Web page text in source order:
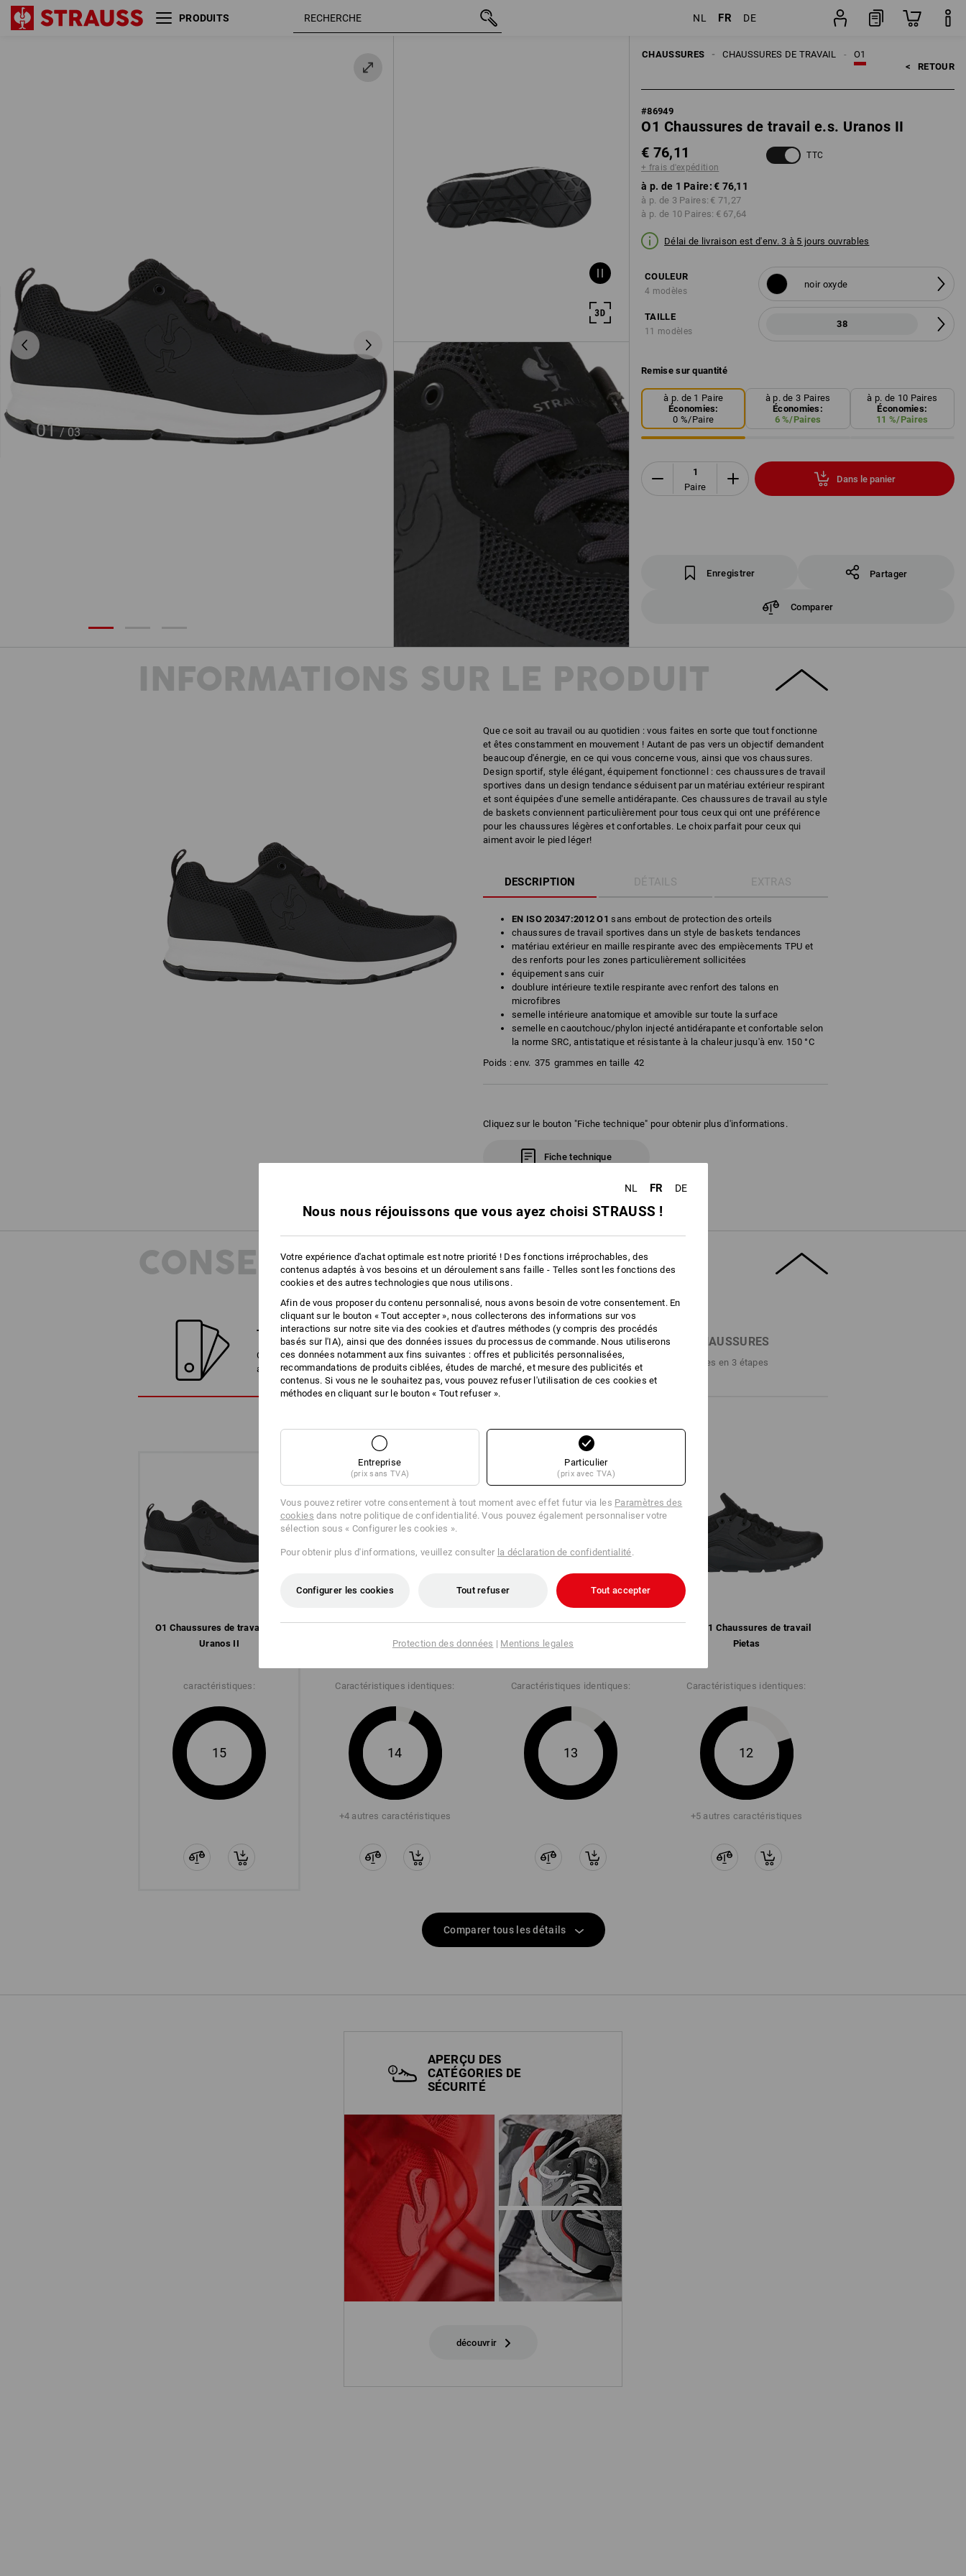
PRODUITS NL FR DE
01 / 03
CHAUSSURES O1
CHAUSSURES DE TRAVAIL
< RETOUR
#86949
O1 Chaussures de travail e.s. Uranos II
€ 76,11
+ frais d'expédition
TTC
à p. de 1 Paire:€ 76,11
à p. de 3 Paires: € 71,27
à p. de 10 Paires: € 67,64
Délai de livraison est d'env. 3 à 5 jours ouvrables
COULEUR
4 modèles
noir oxyde
TAILLE
11 modèles
38
Remise sur quantité
à p. de 1 Paire
Économies:
0 %/Paire
à p. de 3 Paires
Économies:
6%/Paires
à p. de 10 Paires
Économies:
11 %/Paires
Paire
Dans le panier
Enregistrer Partager
Comparer
O1 Chaussures de travail e.s.
38
INFORMATIONS SUR LE PRODUIT
Que ce soit au travail ou au quotidien : vous faites en sorte que tout fonctionne
et êtes constamment en mouvement ! Autant de pas vers un objectif demandent
beaucoup d'énergie, en ce qui vous concerne vous, ainsi que vos chaussures.
Design sportif, style élégant, équipement fonctionnel : ces chaussures de travail
sportives dans un design tendance séduisent par un matériau extérieur respirant
et sont équipées d'une semelle antidérapante. Ces chaussures de travail au style
de baskets conviennent particulièrement pour tous ceux qui ont une préférence
pour les chaussures légères et confortables. Le choix parfait pour ceux qui
aiment avoir le pied léger!
DESCRIPTION DÉTAILS EXTRAS
EN ISO 20347:2012 O1 sans embout de protection des orteils
chaussures de travail sportives dans un style de baskets tendances
matériau extérieur en maille respirante avec des empiècements TPU et
des renforts pour les zones particulièrement sollicitées
équipement sans cuir
doublure intérieure textile respirante avec renfort des talons en
microfibres
semelle intérieure anatomique et amovible sur toute la surface
semelle en caoutchouc/phylon injecté antidérapante et confortable selon
la norme SRC, antistatique et résistante à la chaleur jusqu'à env. 150 °C
Poids : env. 375 grammes en taille 42
Cliquez sur le bouton "Fiche technique" pour obtenir plus d'informations.
Fiche technique
CONSEILS D'ACHAT
TROUVER DES ALTERNATIVES
Comparez l'article actuel avec les meilleures
alternatives
RECHERCHE DE CHAUSSURES
Les chaussures parfaites en 3 étapes
O1 Chaussures de travail e.s.
Uranos II
caractéristiques:
15
Chete
nelles Asterope
e.s. O1 Chaussures de travail
Pietas
Caractéristiques identiques:
14
+4 autres caractéristiques
Caractéristiques identiques:
13
Caractéristiques identiques:
12
+5 autres caractéristiques
Comparer tous les détails
APERÇU DES
CATÉGORIES DE
SÉCURITÉ
découvrir
NL FR DE
Nous nous réjouissons que vous ayez choisi STRAUSS !
Votre expérience d'achat optimale est notre priorité ! Des fonctions irréprochables, des
contenus adaptés à vos besoins et un déroulement sans faille - Telles sont les fonctions des
cookies et des autres technologies que nous utilisons.
Afin de vous proposer du contenu personnalisé, nous avons besoin de votre consentement. En
cliquant sur le bouton « Tout accepter », nous collecterons des informations sur vos
interactions sur notre site via des cookies et d'autres méthodes (y compris des procédés
basés sur l'IA), ainsi que des données issues du processus de commande. Nous utiliserons
ces données notamment aux fins suivantes : offres et publicités personnalisées,
recommandations de produits ciblées, études de marché, et mesure des publicités et
contenus. Si vous ne le souhaitez pas, vous pouvez refuser l'utilisation de ces cookies et
méthodes en cliquant sur le bouton « Tout refuser ».
Entreprise
(prix sans TVA)
Particulier
(prix avec TVA)
Vous pouvez retirer votre consentement à tout moment avec effet futur via les Paramètres des
cookies dans notre politique de confidentialité. Vous pouvez également personnaliser votre
sélection sous « Configurer les cookies ».
Pour obtenir plus d'informations, veuillez consulter la déclaration de confidentialité.
Configurer les cookies Tout refuser Tout accepter
Protection des données | Mentions legales